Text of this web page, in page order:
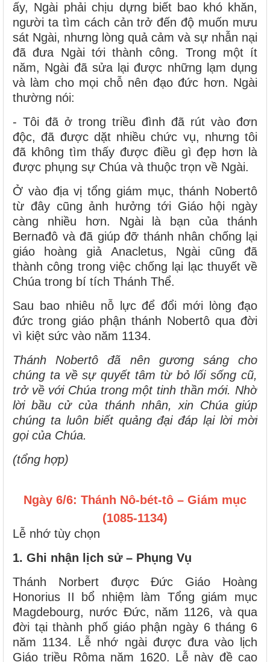
ấy, Ngài phải chịu dựng biết bao khó khăn,
người ta tìm cách cản trở đến độ muốn mưu
sát Ngài, nhưng lòng quả cảm và sự nhẫn nại
đã đưa Ngài tới thành công. Trong một ít
năm, Ngài đã sửa lại được những lạm dụng
và làm cho mọi chỗ nên đạo đức hơn. Ngài
thường nói:
- Tôi đã ở trong triều đình đã rút vào đơn
độc, đã được dặt nhiều chức vụ, nhưng tôi
đã không tìm thấy được điều gì đẹp hơn là
được phụng sự Chúa và thuộc trọn về Ngài.
Ở vào địa vị tổng giám mục, thánh Nobertô
từ đây cũng ảnh hưởng tới Giáo hội ngày
càng nhiều hơn. Ngài là bạn của thánh
Bernađô và đã giúp đỡ thánh nhân chống lại
giáo hoàng giả Anacletus, Ngài cũng đã
thành công trong việc chống lại lạc thuyết về
Chúa trong bí tích Thánh Thể.
Sau bao nhiêu nỗ lực để đổi mới lòng đạo
đức trong giáo phận thánh Nobertô qua đời
vì kiệt sức vào năm 1134.
Thánh Nobertô đã nên gương sáng cho
chúng ta về sự quyết tâm từ bỏ lối sống cũ,
trở về với Chúa trong một tinh thần mới. Nhờ
lời bầu cử của thánh nhân, xin Chúa giúp
chúng ta luôn biết quảng đại đáp lại lời mời
gọi của Chúa.
(tổng hợp)
Ngày 6/6: Thánh Nô-bét-tô – Giám mục
(1085-1134)
Lễ nhớ tùy chọn
1. Ghi nhận lịch sử – Phụng Vụ
Thánh Norbert được Đức Giáo Hoàng
Honorius II bổ nhiệm làm Tổng giám mục
Magdebourg, nước Đức, năm 1126, và qua
đời tại thành phố giáo phận ngày 6 tháng 6
năm 1134. Lễ nhớ ngài được đưa vào lịch
Giáo triều Rôma năm 1620. Lễ này đề cao